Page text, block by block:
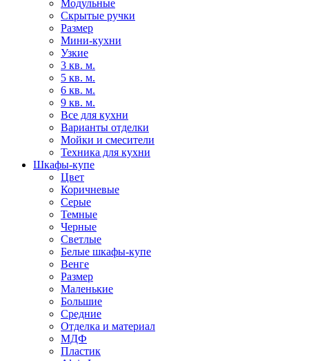
Модульные
Скрытые ручки
Размер
Мини-кухни
Узкие
3 кв. м.
5 кв. м.
6 кв. м.
9 кв. м.
Все для кухни
Варианты отделки
Мойки и смесители
Техника для кухни
Шкафы-купе
Цвет
Коричневые
Серые
Темные
Черные
Светлые
Белые шкафы-купе
Венге
Размер
Маленькие
Большие
Средние
Отделка и материал
МДФ
Пластик